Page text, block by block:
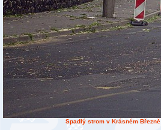
Spadlý strom v Krásném Březně